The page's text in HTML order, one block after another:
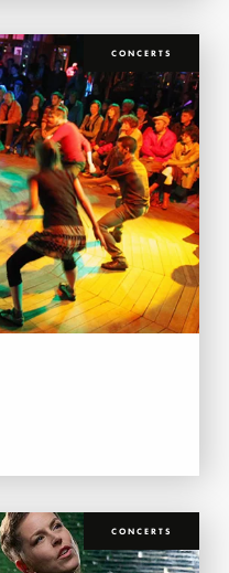
CONCERTS
CONCERTS